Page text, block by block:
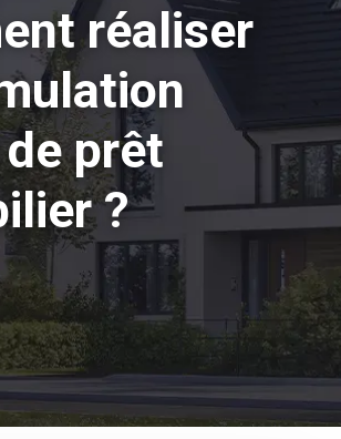
réaliser
prêt
?